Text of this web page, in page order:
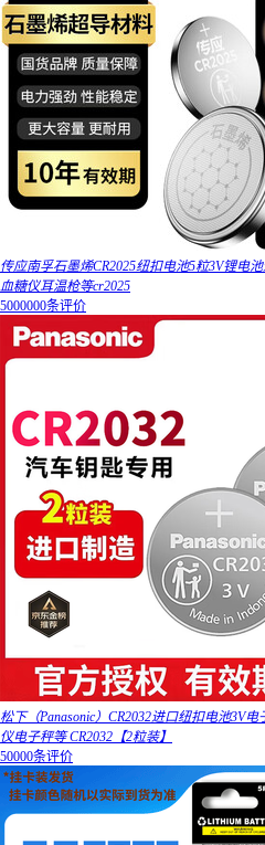
传应南孚石墨烯CR2025纽扣电池5粒3V锂电
血糖仪耳温枪等cr2025
5000000条评价
松下（Panasonic）CR2032进口纽扣电池3V
仪电子秤等 CR2032【2粒装】
50000条评价